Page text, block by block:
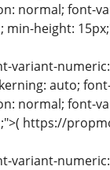
normal; font-
min-height:
variant-
auto;
normal; font-
https://
variant-